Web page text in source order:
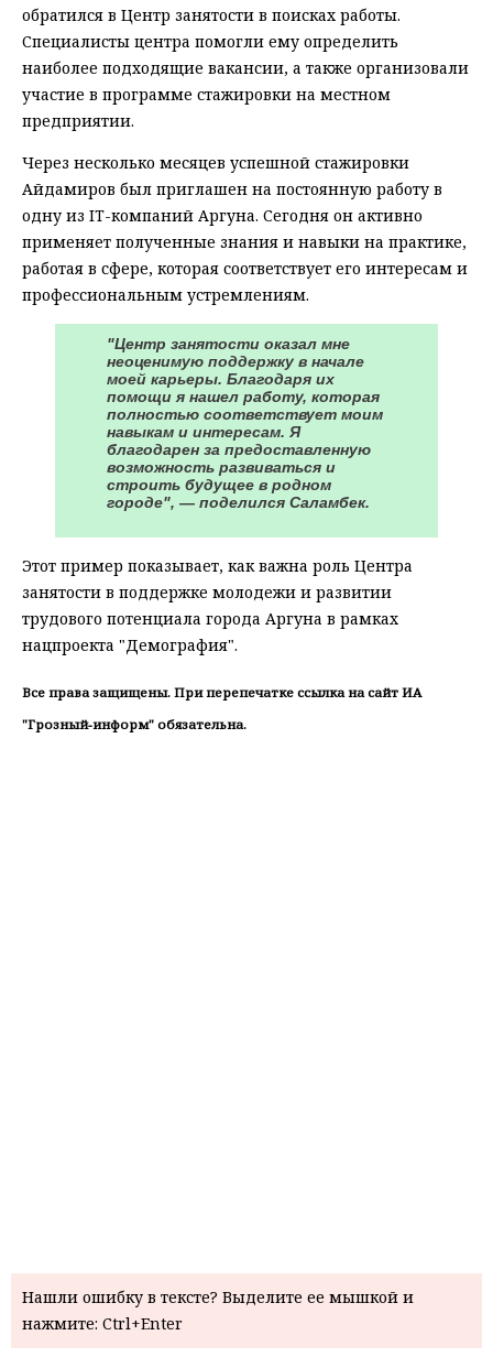
обратился в Центр занятости в поисках работы.
Специалисты центра помогли ему определить
наиболее подходящие вакансии, а также организовали
участие в программе стажировки на местном
предприятии.
Через несколько месяцев успешной стажировки
Айдамиров был приглашен на постоянную работу в
одну из IT-компаний Аргуна. Сегодня он активно
применяет полученные знания и навыки на практике,
работая в сфере, которая соответствует его интересам и
профессиональным устремлениям.
"Центр занятости оказал мне
неоценимую поддержку в начале
моей карьеры. Благодаря их
помощи я нашел работу, которая
полностью соответствует моим
навыкам и интересам. Я
благодарен за предоставленную
возможность развиваться и
строить будущее в родном
городе", — поделился Саламбек.
Этот пример показывает, как важна роль Центра
занятости в поддержке молодежи и развитии
трудового потенциала города Аргуна в рамках
нацпроекта "Демография".
Все права защищены. При перепечатке ссылка на сайт ИА
"Грозный-информ" обязательна.
Нашли ошибку в тексте? Выделите ее мышкой и
нажмите: Ctrl+Enter